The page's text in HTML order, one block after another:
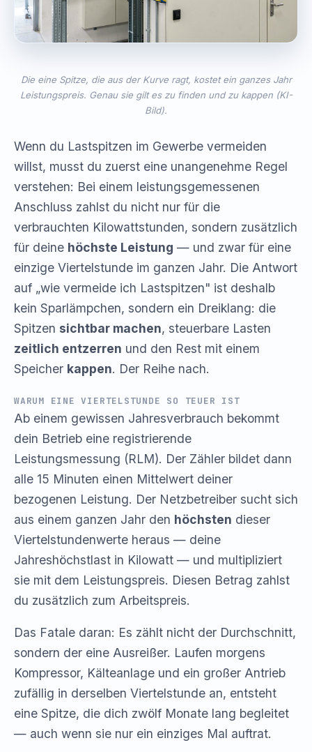
Die eine Spitze, die aus der Kurve ragt, kostet ein ganzes Jahr
Leistungspreis. Genau sie gilt es zu finden und zu kappen (KI-
Bild).
Wenn du Lastspitzen im Gewerbe vermeiden
willst, musst du zuerst eine unangenehme Regel
verstehen: Bei einem leistungsgemessenen
Anschluss zahlst du nicht nur für die
verbrauchten Kilowattstunden, sondern zusätzlich
für deine höchste Leistung — und zwar für eine
einzige Viertelstunde im ganzen Jahr. Die Antwort
auf „wie vermeide ich Lastspitzen" ist deshalb
kein Sparlämpchen, sondern ein Dreiklang: die
Spitzen sichtbar machen, steuerbare Lasten
zeitlich entzerren und den Rest mit einem
Speicher kappen. Der Reihe nach.
WARUM EINE VIERTELSTUNDE SO TEUER IST
Ab einem gewissen Jahresverbrauch bekommt
dein Betrieb eine registrierende
Leistungsmessung (RLM). Der Zähler bildet dann
alle 15 Minuten einen Mittelwert deiner
bezogenen Leistung. Der Netzbetreiber sucht sich
aus einem ganzen Jahr den höchsten dieser
Viertelstundenwerte heraus — deine
Jahreshöchstlast in Kilowatt — und multipliziert
sie mit dem Leistungspreis. Diesen Betrag zahlst
du zusätzlich zum Arbeitspreis.
Das Fatale daran: Es zählt nicht der Durchschnitt,
sondern der eine Ausreißer. Laufen morgens
Kompressor, Kälteanlage und ein großer Antrieb
zufällig in derselben Viertelstunde an, entsteht
eine Spitze, die dich zwölf Monate lang begleitet
— auch wenn sie nur ein einziges Mal auftrat.